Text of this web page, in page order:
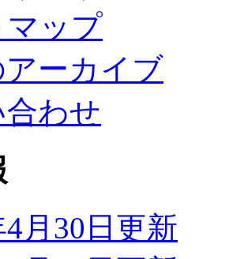
ップ
ーカイブ
わせ
4月30日更新